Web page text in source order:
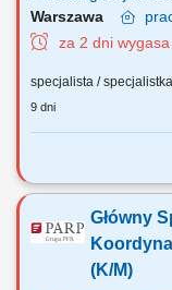
Warszawa
za 2 dni wygasa
specjalista /
9 dni
Czym będziesz się
Wschodniej działanie
czyli: prowadzenie od
umów zawartych z
Główny
(K/M)